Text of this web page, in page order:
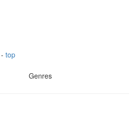
- top
Genres